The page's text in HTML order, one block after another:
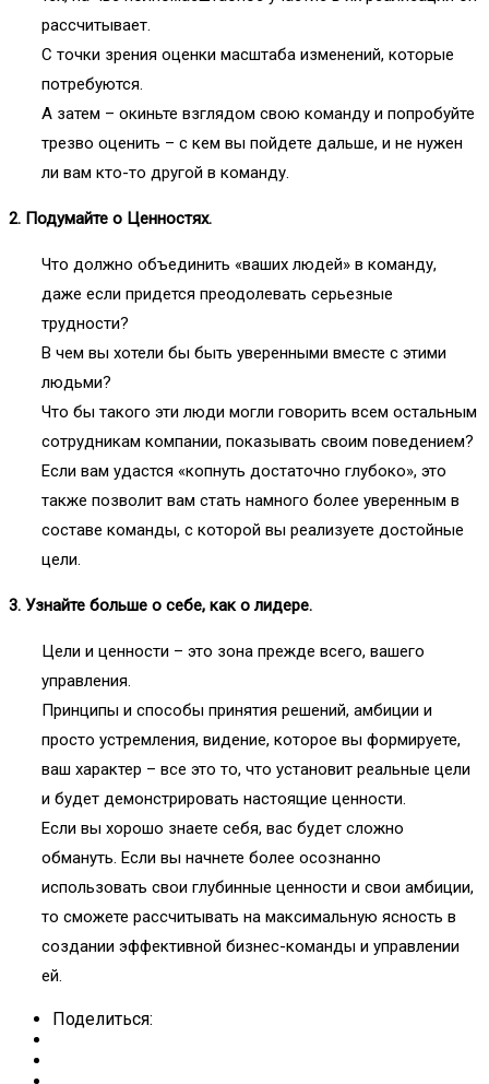
рассчитывает.
С точки зрения оценки масштаба изменений, которые
потребуются.
А затем – окиньте взглядом свою команду и попробуйте
трезво оценить – с кем вы пойдете дальше, и не нужен
ли вам кто-то другой в команду.
2. Подумайте о Ценностях.
Что должно объединить «ваших людей» в команду,
даже если придется преодолевать серьезные
трудности?
В чем вы хотели бы быть уверенными вместе с этими
людьми?
Что бы такого эти люди могли говорить всем остальным
сотрудникам компании, показывать своим поведением?
Если вам удастся «копнуть достаточно глубоко», это
также позволит вам стать намного более уверенным в
составе команды, с которой вы реализуете достойные
цели.
3. Узнайте больше о себе, как о лидере.
Цели и ценности – это зона прежде всего, вашего
управления.
Принципы и способы принятия решений, амбиции и
просто устремления, видение, которое вы формируете,
ваш характер – все это то, что установит реальные цели
и будет демонстрировать настоящие ценности.
Если вы хорошо знаете себя, вас будет сложно
обмануть. Если вы начнете более осознанно
использовать свои глубинные ценности и свои амбиции,
то сможете рассчитывать на максимальную ясность в
создании эффективной бизнес-команды и управлении
ей.
Поделиться: